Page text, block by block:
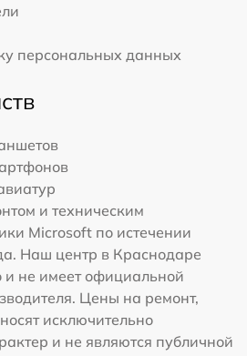
персональных данных
и техническим
Microsoft по истечении
Наш центр в Краснодаре
и не имеет официальной
Цены на ремонт,
исключительно
и не являются публичной